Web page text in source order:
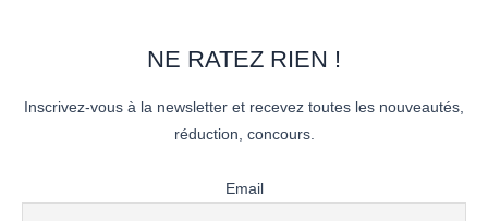
NE RATEZ RIEN !
Inscrivez-vous à la newsletter et recevez toutes les nouveautés,
réduction, concours.
Email